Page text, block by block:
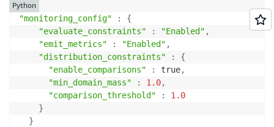
"monitoring_config" :
{
"evaluate_constraints"
: "Enabled" ,
"emit_metrics"
: "Enabled" ,
"distribution_constraints"
:
{
"enable_comparisons"
: true,
"min_domain_mass"
: 1.0,
"comparison_threshold"
:
1.0
}
}
Python